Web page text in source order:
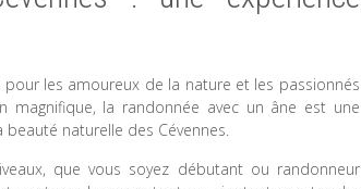
les amoureux de la nature et les passionnés
magnifique, la randonnée avec un âne est une
naturelle des Cévennes.
que vous soyez débutant ou randonneur